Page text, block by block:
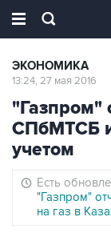
ЭКОНОМИКА
13:24, 27 мая 2016
"Газпром"
СПбМТСБ
учетом
Есть
"Газпром"
на газ в